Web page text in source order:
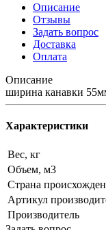
Описание
Отзывы
Задать вопрос
Доставка
Оплата
Описание
ширина канавки
Характеристики
Вес, кг
Объем, м3
Страна
Артикул
Производитель